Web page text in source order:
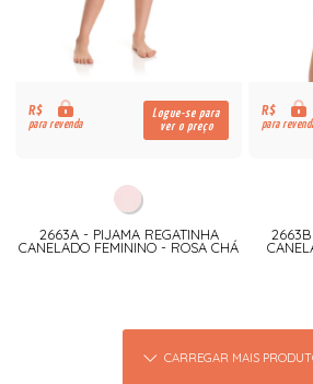
R$
para revenda
Logue-se para
ver o preço
2663A - PIJAMA REGATINHA
CANELADO FEMININO - ROSA CHÁ
R$
para
CARREGAR MAIS